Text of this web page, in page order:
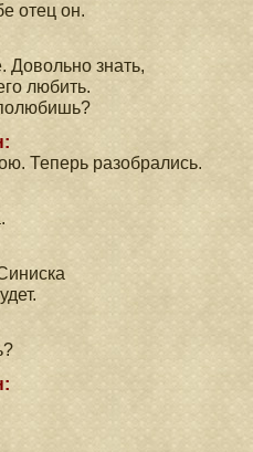
отец он.
Довольно знать,
любить.
Теперь разобрались.